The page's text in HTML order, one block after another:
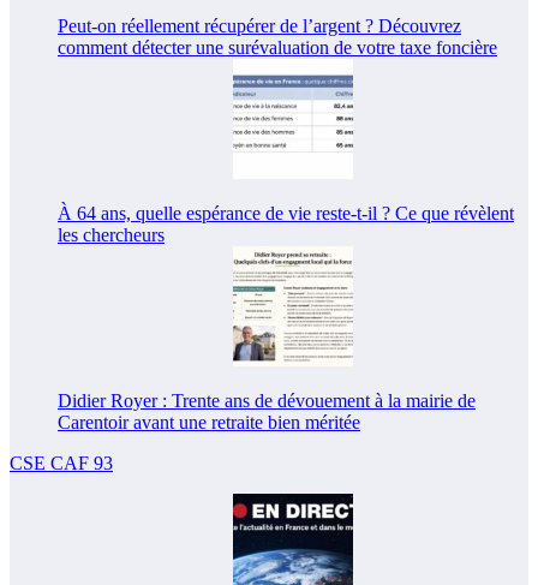
Peut-on réellement récupérer de l’argent ? Découvrez
comment détecter une surévaluation de votre taxe foncière
À 64 ans, quelle espérance de vie reste-t-il ? Ce que révèlent
les chercheurs
Didier Royer : Trente ans de dévouement à la mairie de
Carentoir avant une retraite bien méritée
CSE CAF 93